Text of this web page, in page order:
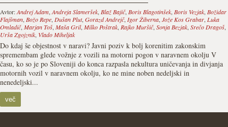
Avtor:Andrej Adam, Andreja Slameršek, Blaž Bajič, Boris Blagotinšek, Boris Vezjak, Božidar
Flajšman, Božo Repe, Dušan Plut, Gorazd Andrejč, Igor Žiberna, Jože Kos Grabar, Luka
Omladič, Marjan Toš, Maša Gril, Milko Poštrak, Rajko Muršič, Sonja Bezjak, Srečo Dragoš,
Urša Zgojznik, Vlado Miheljak
Do kdaj še objestnost v naravi? Javni poziv k bolj korenitim zakonskim
spremembam glede vožnje z vozili na motorni pogon v naravnem okolju V
času, ko so je po Sloveniji do konca razpasla nekultura uničevanja in divjanja
motornih vozil v naravnem okolju, ko ne mine noben nedeljski in
nenedeljski...
več